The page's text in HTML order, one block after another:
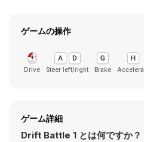
ゲームの操作
Drive Steer left/right Brake
ゲーム詳細
Drift Battle 1 とは何ですか？